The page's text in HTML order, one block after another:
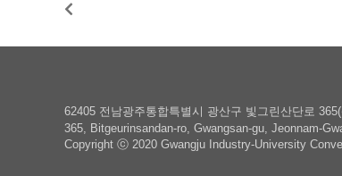
62405 전남광주통합특별시 광산구 빛그린산단로
365, Bitgeurinsandan-ro, Gwangsan-gu, Jeonnam-
Copyright ⓒ 2020 Gwangju Industry-University